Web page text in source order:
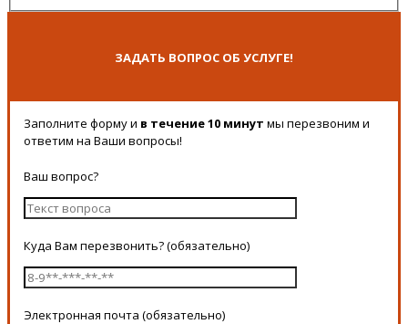
ЗАДАТЬ ВОПРОС ОБ УСЛУГЕ!
Заполните форму и в течение 10 минут мы перезвоним и
ответим на Ваши вопросы!
Ваш вопрос?
Куда Вам перезвонить? (обязательно)
Электронная почта (обязательно)